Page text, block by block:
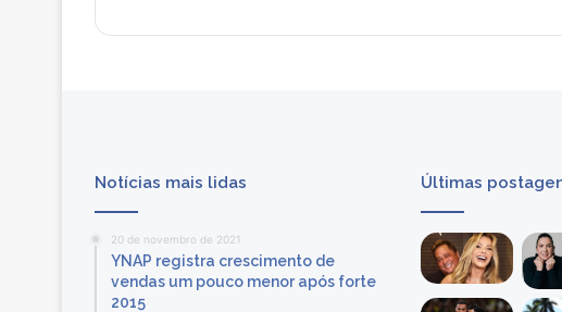
s
r
v
a
i
o
o
Notícias mais lidas
20 de novembro de 2021
YNAP registra crescimento de
vendas um pouco menor após forte
2015
Últimas